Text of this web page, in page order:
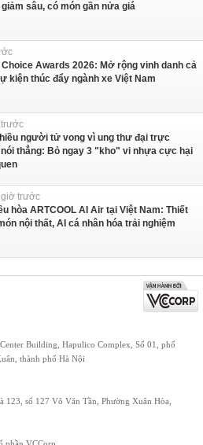
sâu, có món gần nửa giá
Awards 2026: Mở rộng vinh danh cả
kiện thúc đẩy ngành xe Việt Nam
người tử vong vì ung thư đại trực
thẳng: Bỏ ngay 3 "kho" vi nhựa cực hại
trước
hòa ARTCOOL AI Air tại Việt Nam: Thiết
nội thất, AI cá nhân hóa trải nghiệm
Building, Hapulico Complex, Số 01, phố
thành phố Hà Nội
123, số 127 Võ Văn Tần, Phường Xuân Hòa,